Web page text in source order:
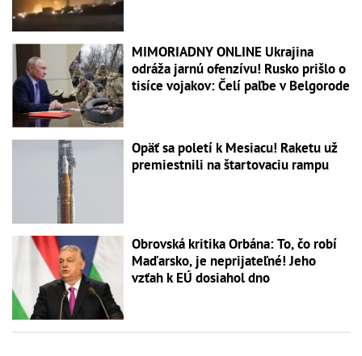
MIMORIADNY ONLINE Ukrajina
odráža jarnú ofenzívu! Rusko prišlo o
tisíce vojakov: Čelí paľbe v Belgorode
Opäť sa poletí k Mesiacu! Raketu už
premiestnili na štartovaciu rampu
Obrovská kritika Orbána: To, čo robí
Maďarsko, je neprijateľné! Jeho
vzťah k EÚ dosiahol dno